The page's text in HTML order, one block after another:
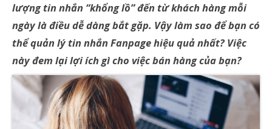
lượng tin nhắn “khổng lồ” đến từ khách hàng mỗi
ngày là điều dễ dàng bắt gặp. Vậy làm sao để bạn có
thể quản lý tin nhắn Fanpage hiệu quả nhất? Việc
này đem lại lợi ích gì cho việc bán hàng của bạn?